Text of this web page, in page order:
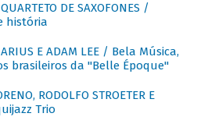
DE SAXOFONES /
história
E ADAM LEE / Bela Música,
brasileiros da "Belle Époque"
RODOLFO STROETER E
Trio